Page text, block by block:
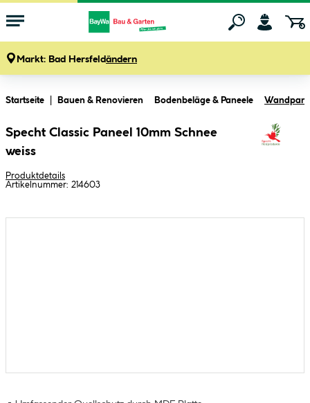
Markt: Bad Hersfeldändern
Startseite Bauen & Renovieren Bodenbeläge & Paneele
Specht Classic Paneel 10mm Schnee
weiss
Produktdetails
Artikelnummer: 214603